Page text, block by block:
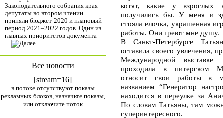
Законодательного собрания края
депутаты во втором чтении
приняли бюджет-2020 и плановый
период 2021–2022 годов. Один из
главных приоритетов документа –
…
Все новости
[stream=16]
в потоке отсутствуют показы
рекламных блоков, назначьте показы,
или отключите поток
котят, какие у
получились бы. У меня и
стояла елочка, украшенная
работы. Они греют мне душу.
В Санкт-Петербурге
оставила своего увлечения,
Международной выставке
проходила в питерском
относит свои работы в
названием “Генератор
находится в переулке за
По словам Татьяны, там
суперинтересного.